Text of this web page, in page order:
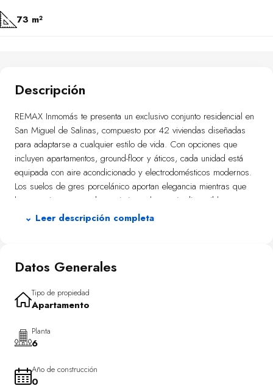
73 m²
Descripción
REMAX Inmomás te presenta un exclusivo conjunto residencial en
San Miguel de Salinas, compuesto por 42 viviendas diseñadas
para adaptarse a cualquier estilo de vida. Con opciones que
incluyen apartamentos, ground-floor y áticos, cada unidad está
equipada con aire acondicionado y electrodomésticos modernos.
Los suelos de gres porcelánico aportan elegancia mientras que
los armarios empotrados optimizan el espacio disponible.
La ubicación del residencial en San Miguel de Salinas ofrece un
mediterráneo. Algunas viviendas cuentan con solárium privado,
Las zonas ajardinadas complementan este oasis al aire libre,
ideales para pasear o simplemente desconectar.
Las propiedades están meticulosamente diseñadas para ofrecer
confort y eficiencia. Disponibles en configuraciones de 2 y 3
mediante una distribución inteligente. Características como el aire
⌄ Leer descripción completa
Datos Generales
Tipo de propiedad
Apartamento
Planta
6
Año de construcción
0